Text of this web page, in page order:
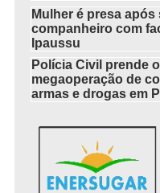
Mulher é presa
companheiro com
Ipaussu
Polícia Civil prende
megaoperação de
armas e drogas em